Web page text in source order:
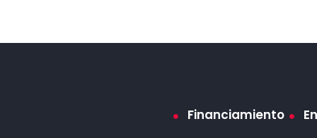
Financiamiento